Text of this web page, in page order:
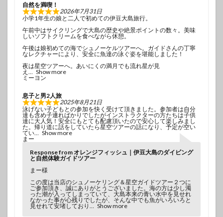
自然を満喫！
2026年7月31日
小学1年生の娘と二人で初めての伊豆大島旅行。
午前中はサイクリングで大島の歴史や絶景ポイントの数々。美味
しいソフトクリームを食べながら休憩。
午後は娘初めての海でシュノーケルツアーへ。ガイドさんの丁寧
なレクチャーにより、安全に魚達の泳ぐ姿を堪能しました！
夜は星空ツアーへ。あいにくの満月でも流れ星が見
え
Show more
ミーヨン
息子と男2人旅
2025年8月21日
泳げない子どもとの参加を快く受けて頂きました。参加者は自分
達も含め子連ればかりでしたがインストラクターの方たちは子供
達に大人気！安全にもとても配慮頂いたので安心して楽しみまし
た。帰り道に話をしていたら星空ツアーの話になり、予定が空い
てい
Show more
まー
Response from オレンジフィッシュ｜伊豆大島のダイビング
と自然体験ガイドツアー
まー様
この度は当店のシュノーケリング＆星空ガイドツアー２つに
ご参加頂き、誠にありがとうございました。海の方は少し濁
った潮が入ってしまっていて、大島本来の青い水中を見せれ
なかった事が心残りでしたが、そんな中でも魚がいろいろと
見せれて安堵しており
Show more